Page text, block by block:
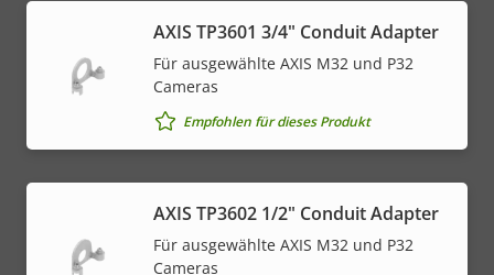
AXIS TP3601 3/4" Conduit Adapter
Für ausgewählte AXIS M32 und P32
Cameras
Empfohlen für dieses Produkt
AXIS TP3602 1/2" Conduit Adapter
Für ausgewählte AXIS M32 und P32
Cameras